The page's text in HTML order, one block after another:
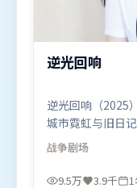
逆光回响
逆光回响（2025
城市霓虹与旧日
断付出代价。动
分同样扎实耐嚼
西·查拉米，阿
战争剧场
9.5万 3.9千